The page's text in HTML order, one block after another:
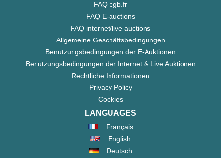
FAQ cgb.fr
FAQ E-auctions
FAQ internet/live auctions
Allgemeine Geschäftsbedingungen
Benutzungsbedingungen der E-Auktionen
Benutzungsbedingungen der Internet & Live Auktionen
Rechtliche Informationen
Privacy Policy
Cookies
LANGUAGES
Français
English
Deutsch